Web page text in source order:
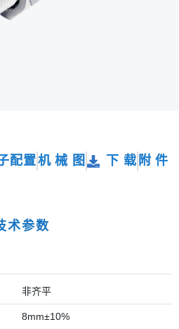
配置机 械 图 下 载 附 件
术参数
非齐平
8mm±10%